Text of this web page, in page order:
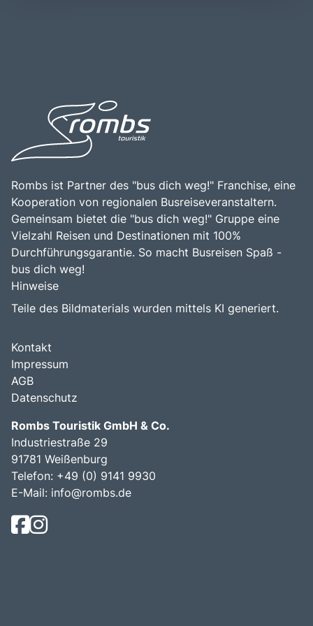
Gelegenheit, die Schönheit der Natur zu erleben, die
faszinierende Geschichte zu erkunden und die herzliche
Gastfreundschaft der Einheimischen zu genießen.
Risnjak und den charmanten Küstenorten Opatija und
Lovran, macht die Kvarner Bucht zu einem bereichernden
Erlebnis für alle, die die Faszination der mediterranen
Kultur und Landschaft entdecken möchten.
Rombs ist Partner des "bus dich weg!" Franchise, eine
Kooperation von regionalen Busreiseveranstaltern.
Gemeinsam bietet die "bus dich weg!" Gruppe eine
Vielzahl Reisen und Destinationen mit 100%
Durchführungsgarantie. So macht Busreisen Spaß -
bus dich weg!
Hinweise
Teile des Bildmaterials wurden mittels KI generiert.
Kontakt
Impressum
AGB
Datenschutz
Rombs Touristik GmbH & Co.
Industriestraße 29
91781 Weißenburg
Telefon: +49 (0) 9141 9930
E-Mail: info@rombs.de